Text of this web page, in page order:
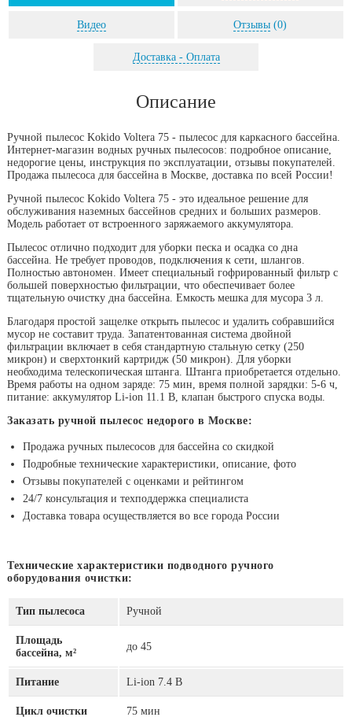
Видео Отзывы (0)
Доставка - Оплата
Описание
Ручной пылесос Kokido Voltera 75 - пылесос для каркасного бассейна.
Интернет-магазин водных ручных пылесосов: подробное описание,
недорогие цены, инструкция по эксплуатации, отзывы покупателей.
Продажа пылесоса для бассейна в Москве, доставка по всей России!
Ручной пылесос Kokido Voltera 75 - это идеальное решение для
обслуживания наземных бассейнов средних и больших размеров.
Модель работает от встроенного заряжаемого аккумулятора.
Пылесос отлично подходит для уборки песка и осадка со дна
бассейна. Не требует проводов, подключения к сети, шлангов.
Полностью автономен. Имеет специальный гофрированный фильтр с
большей поверхностью фильтрации, что обеспечивает более
тщательную очистку дна бассейна. Емкость мешка для мусора 3 л.
Благодаря простой защелке открыть пылесос и удалить собравшийся
мусор не составит труда. Запатентованная система двойной
фильтрации включает в себя стандартную стальную сетку (250
микрон) и сверхтонкий картридж (50 микрон). Для уборки
необходима телескопическая штанга. Штанга приобретается отдельно.
Время работы на одном заряде: 75 мин, время полной зарядки: 5-6 ч,
питание: аккумулятор Li-ion 11.1 В, клапан быстрого спуска воды.
Заказать ручной пылесос недорого в Москве:
Продажа ручных пылесосов для бассейна со скидкой
Подробные технические характеристики, описание, фото
Отзывы покупателей с оценками и рейтингом
24/7 консультация и техподдержка специалиста
Доставка товара осуществляется во все города России
Технические характеристики подводного ручного
оборудования очистки:
Тип пылесоса Ручной
Площадь
бассейна, м²
до 45
Питание Li-ion 7.4 В
Цикл очистки 75 мин